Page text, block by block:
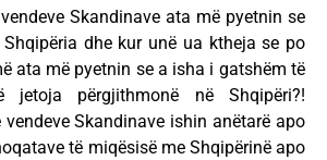
Skandinave ata më pyetnin se
dhe kur unë ua ktheja se po
ata më pyetnin se a isha i gatshëm të
jetoja përgjithmonë në Shqipëri?!
vendeve Skandinave ishin anëtarë apo
të miqësisë me Shqipërinë apo